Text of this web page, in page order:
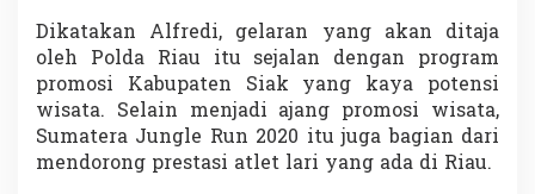
W
i
s
t
a
d
Dikatakan Alfredi, gelaran yang akan ditaja
oleh Polda Riau itu sejalan dengan program
promosi Kabupaten Siak yang kaya potensi
wisata. Selain menjadi ajang promosi wisata,
Sumatera Jungle Run 2020 itu juga bagian dari
mendorong prestasi atlet lari yang ada di Riau.